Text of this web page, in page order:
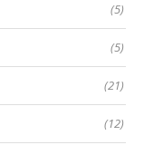
(5)
(5)
(21)
(12)